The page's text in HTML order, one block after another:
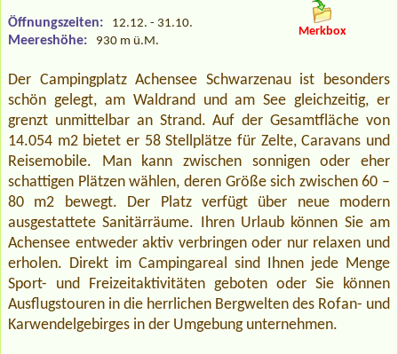
Öffnungszeiten: 12.12. - 31.10.
Meereshöhe: 930 m ü.M.
Merkbox
Der Campingplatz Achensee Schwarzenau ist besonders
schön gelegt, am Waldrand und am See gleichzeitig, er
grenzt unmittelbar an Strand. Auf der Gesamtfläche von
14.054 m2 bietet er 58 Stellplätze für Zelte, Caravans und
Reisemobile. Man kann zwischen sonnigen oder eher
schattigen Plätzen wählen, deren Größe sich zwischen 60 –
80 m2 bewegt. Der Platz verfügt über neue modern
ausgestattete Sanitärräume. Ihren Urlaub können Sie am
Achensee entweder aktiv verbringen oder nur relaxen und
erholen. Direkt im Campingareal sind Ihnen jede Menge
Sport- und Freizeitaktivitäten geboten oder Sie können
Ausflugstouren in die herrlichen Bergwelten des Rofan- und
Karwendelgebirges in der Umgebung unternehmen.